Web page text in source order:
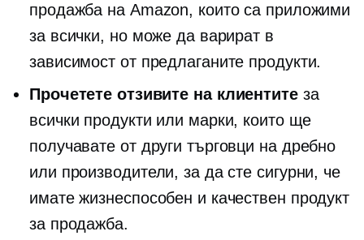
продажба на Amazon, които са приложими
за всички, но може да варират в
зависимост от предлаганите продукти.
Прочетете отзивите на клиентитеза
всички продукти или марки, които ще
получавате от други търговци на дребно
или производители, за да сте сигурни, че
имате жизнеспособен и качествен продукт
за продажба.